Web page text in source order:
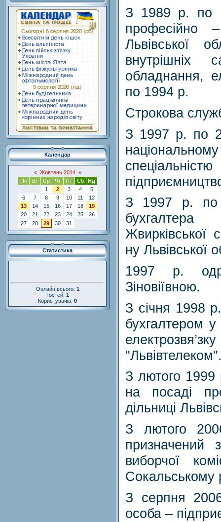
Календар
« Жовтень 2014 »
Пн
Вт Ср Чт Пт Сб
Нд
1
2 3 4
5
6
7 8 9 10 11
12
13
14 15 16 17 18
19
20
21 22 23 24 25
26
27
28 29 30 31
Статистика
Онлайн всього: 1
Гостей: 1
Користувачів: 0
З 1989 р. по
професійно
Львівської
внутрішніх
обладнання,
по 1994 р.
Строкова
З 1997 р. по
З 1997 р. по
бухгалтера
Жвирківської
ну Львівської
1997 р.
Зіновіївною.
З січня 1998
бухгалтером
З лютого
на посаді
дільниці
З лютого
призначений
виборчої
Сокальському
З серпня
особа –